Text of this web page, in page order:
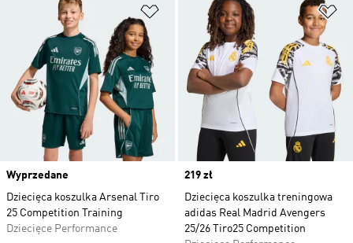
Dodaj do listy życzeń
Wyprzedane
Dziecięca koszulka Arsenal Tiro
25 Competition Training
Dziecięce Performance
Price
219 zł
Dziecięca koszulka treningowa
adidas Real Madrid Avengers
25/26 Tiro25 Competition